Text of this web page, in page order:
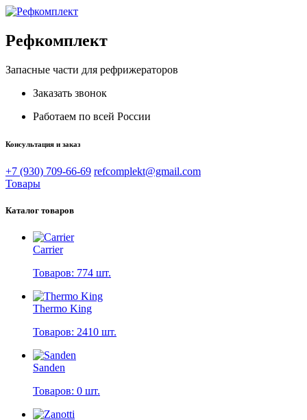
Рефкомплект
Запасные части для рефрижераторов
Заказать звонок
Работаем по всей России
Консультация и заказ
+7 (930) 709-66-69 refcomplekt@gmail.com
Товары
Каталог товаров
Carrier
Товаров: 774 шт.
Thermo King
Товаров: 2410 шт.
Sanden
Товаров: 0 шт.